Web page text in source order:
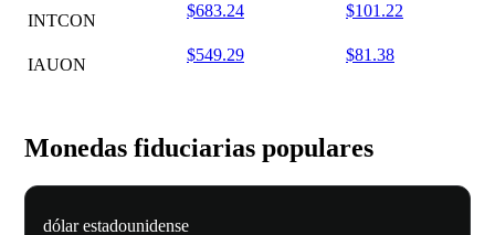
INTCON
$683.24 $101.22
IAUON
$549.29 $81.38
Monedas fiduciarias populares
dólar estadounidense